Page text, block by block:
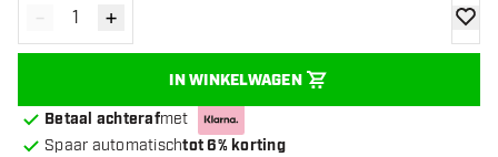
Verminder hoeveelheid
- Verhoog hoeveelheid
+
IN WINKELWAGEN
Betaal achterafmet
Spaar automatischtot 6% korting